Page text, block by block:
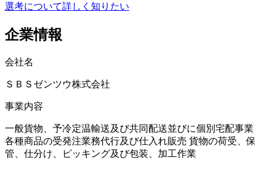
選考について詳しく知りたい
企業情報
会社名
ＳＢＳゼンツウ株式会社
事業内容
一般貨物、予冷定温輸送及び共同配送並びに個別宅配事業
各種商品の受発注業務代行及び仕入れ販売 貨物の荷受、保
管、仕分け、ピッキング及び包装、加工作業